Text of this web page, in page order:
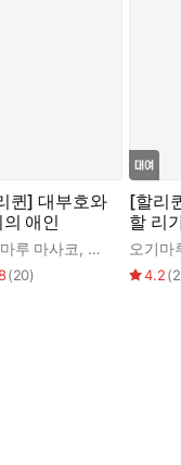
스
퀸] 대부호와
애인
루 마사코, 미란다 리
(20)
[할리
할 리
오기마
4.2(